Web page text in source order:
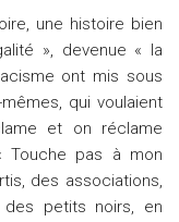
une histoire bien
», devenue « la
ont mis sous
qui voulaient
et on réclame
Touche pas à mon
des associations,
petits noirs, en